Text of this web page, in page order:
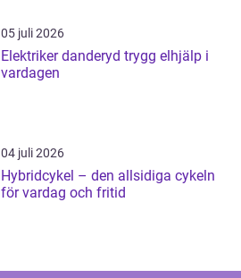
05 juli 2026
Elektriker danderyd trygg elhjälp i
vardagen
04 juli 2026
Hybridcykel – den allsidiga cykeln
för vardag och fritid